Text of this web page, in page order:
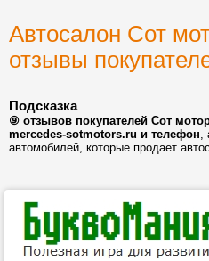
Автосалон Сот
отзывы
Подсказка
⑨ отзывов покупателей Сот
mercedes-sotmotors.ru и телефон,
автомобилей, которые продает